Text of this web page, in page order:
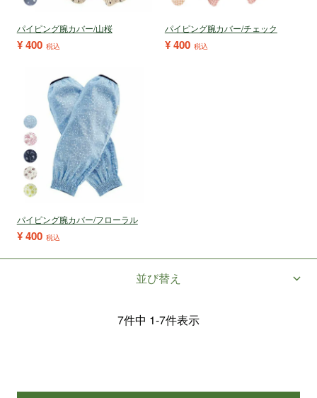
パイピング腕カバー/山桜
¥400 税込
パイピング腕カバー/チェック
¥400 税込
パイピング腕カバー/フローラル
¥400 税込
並び替え
7件中 1-7件表示